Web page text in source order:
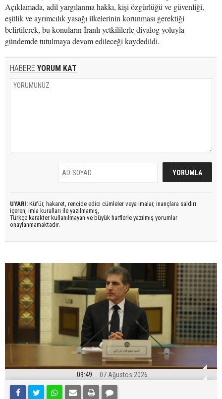
Açıklamada, adil yargılanma hakkı, kişi özgürlüğü ve güvenliği,
eşitlik ve ayrımcılık yasağı ilkelerinin korunması gerektiği
belirtilerek, bu konuların İranlı yetkililerle diyalog yoluyla
gündemde tutulmaya devam edileceği kaydedildi.
HABERE YORUM KAT
UYARI: Küfür, hakaret, rencide edici cümleler veya imalar, inançlara saldırı
içeren, imla kuralları ile yazılmamış,
Türkçe karakter kullanılmayan ve büyük harflerle yazılmış yorumlar
onaylanmamaktadır.
09:49 07 Ağustos 2026